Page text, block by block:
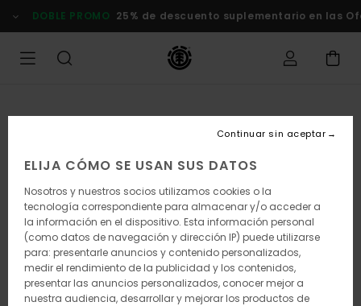
la
DOBLE PROMO 25% de descuento suplementario en las
ELIJA CÓMO SE USAN SUS DATOS
Nosotros y nuestros socios utilizamos cookies o la
tecnología correspondiente para almacenar y/o acceder a
la información en el dispositivo. Esta información personal
(como datos de navegación y dirección IP) puede utilizarse
para: presentarle anuncios y contenido personalizados,
medir el rendimiento de la publicidad y los contenidos,
presentar las anuncios personalizados, conocer mejor a
nuestra audiencia, desarrollar y mejorar los productos de
Continuar sin aceptar